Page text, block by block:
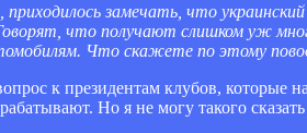
приходилось замечать, что
что получают слишком уж
Что скажете по этому
к президентам клубов, которые
Но я не могу такого